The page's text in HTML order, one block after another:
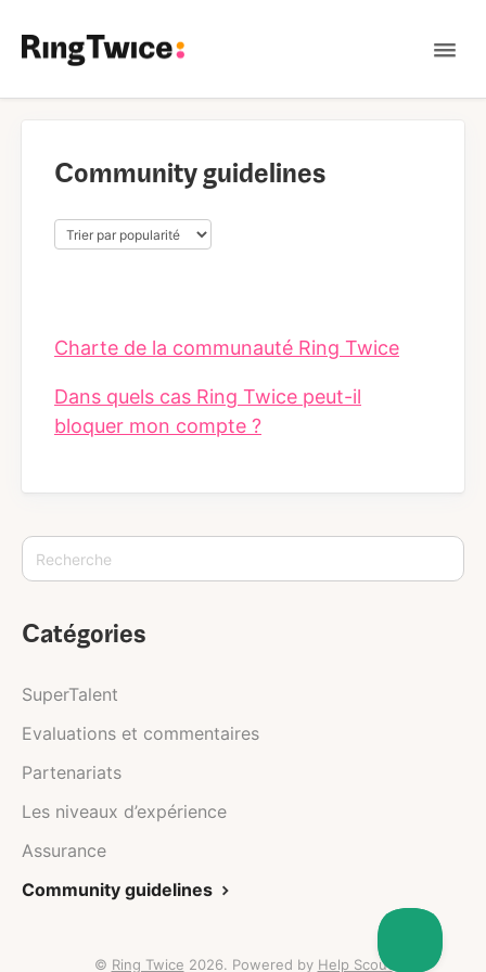
Community guidelines
Charte de la communauté Ring Twice
Dans quels cas Ring Twice peut-il
bloquer mon compte ?
Catégories
SuperTalent
Evaluations et commentaires
Partenariats
Les niveaux d’expérience
Assurance
Community guidelines
© Ring Twice 2026. Powered by Help Scout